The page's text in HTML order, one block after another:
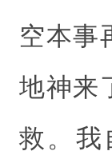
空本事
地神来
救。我